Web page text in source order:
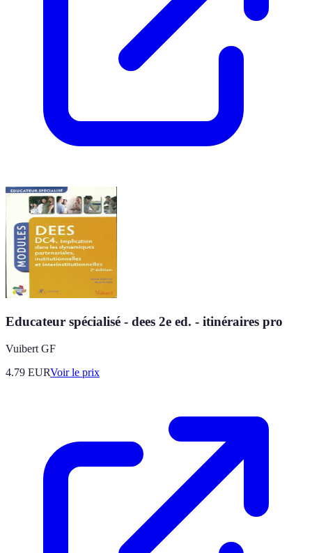
Educateur spécialisé - dees 2e ed. - itinéraires pro
Vuibert GF
4.79 EURVoir le prix